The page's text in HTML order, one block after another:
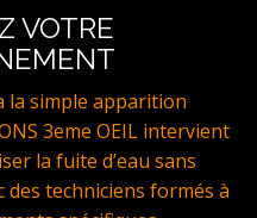
VOTRE
la simple apparition
3eme OEIL intervient
la fuite d’eau sans
des techniciens formés à